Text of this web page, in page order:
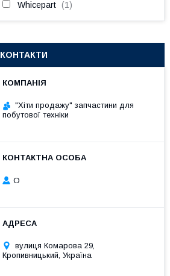
Whicepart 1
КОНТАКТИ
"Хіти продажу" запчастини для
побутової техніки
О
вулиця Комарова 29,
Кропивницький, Україна